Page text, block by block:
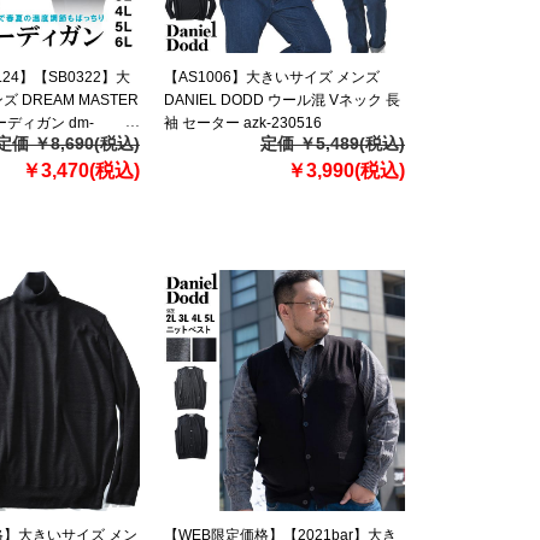
】【SB0322】大
DREAM MASTER
ディガン dm-
価 ￥8,690(税込)
￥3,470(税込)
【AS1006】大きいサイズ メンズ
DANIEL DODD ウール混 Vネック 長
袖 セーター azk-230516
定価 ￥5,489(税込)
￥3,990(税込)
大きいサイズ メン 【WEB限定価格】【2021bar】大き